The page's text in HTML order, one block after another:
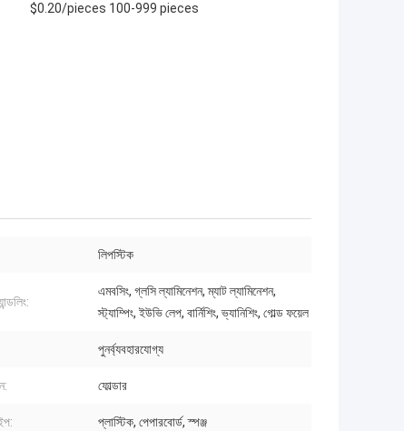
$0.20/pieces 100-999 pieces
লিপস্টিক
এমবসিং, গ্লসি ল্যামিনেশন, ম্যাট ল্যামিনেশন,
স্ট্যাম্পিং, ইউভি লেপ, বার্নিশিং, ভ্যানিশিং, গোল্ড ফয়েল
পুনর্ব্যবহারযোগ্য
ফোল্ডার
প্লাস্টিক, পেপারবোর্ড, স্পঞ্জ